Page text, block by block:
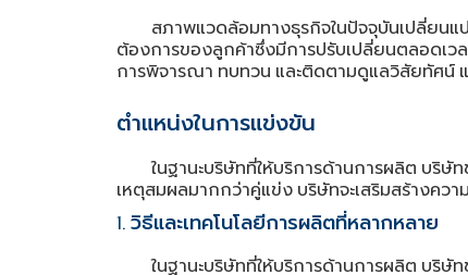
สภาพแวดล้อมทางธุรกิจในปัจจุบันเปลี่ยนแ
ต้องการของลูกค้าซึ่งมีการปรับเปลี่ยนตลอดเว
การพิจารณา ทบทวน และติดตามดูแลวิสัยทัศน์
ตำแหน่งในการแข่งขัน
ในฐานะบริษัทที่ให้บริการด้านการผลิต บริษั
เหตุสมผลมากกว่าคู่แข่ง บริษัทจะเสริมสร้างคว
1. วิธีและเทคโนโลยีการผลิตที่หลากหลาย
ในฐานะบริษัทที่ให้บริการด้านการผลิต บริษั